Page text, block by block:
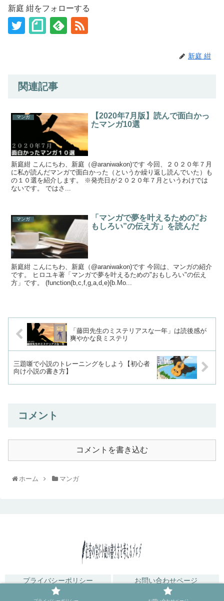
新庭 紺をフォローする
新庭 紺
関連記事
マンガ
【2020年7月版】読んで面白かっ
たマンガ10選
新庭紺 こんにちわ、新庭（@araniwakon)です 今回、２０２０年７月
に私が読んだマンガで面白かった（というか繰り返し読んでいた）も
の１０選を紹介します。 ※発売日が２０２０年７月というわけでは
ないです。 ではさ...
マンガ
「マンガで夢を叶えるための”お
もしろい”の伝え方」を読んだ
新庭紺 こんにちわ、新庭（@araniwakon)です 今回は、マンガの紹介
です。 ヒロユキ著「マンガで夢を叶えるための"おもしろい"の伝え
方」です。 (function(b,c,f,g,a,d,e){b.Mo...
「藤田先生のミステリアスな一年」は読後感が
爽やかな良ミステリ
三題噺で小説のトレーニングをしよう【初心者
向け小説の書き方】
コメント
コメントを書き込む
ホーム マンガ
プライバシーポリシー お問い合わせページ
© 2019 社畜の僕が小説の書き方を考えるブログ.